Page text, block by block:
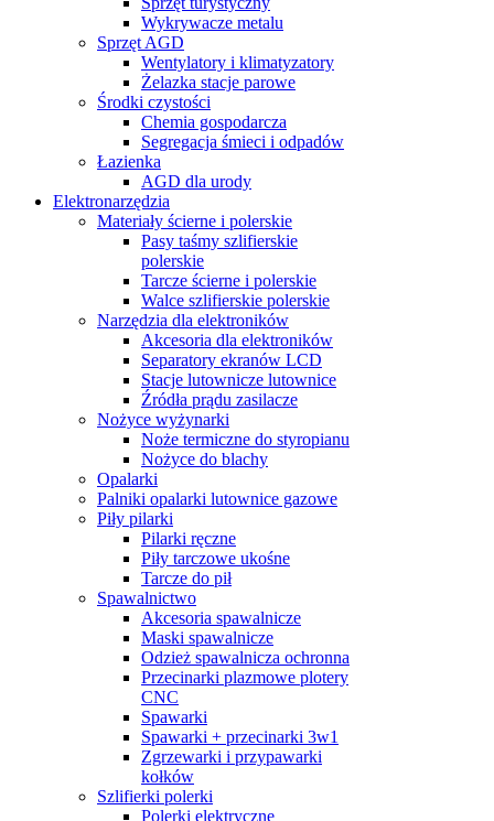
Wykrywacze metalu
Sprzęt AGD
Wentylatory i klimatyzatory
Żelazka stacje parowe
Środki czystości
Chemia gospodarcza
Segregacja śmieci i odpadów
Łazienka
AGD dla urody
Elektronarzędzia
Materiały ścierne i polerskie
Pasy taśmy szlifierskie
polerskie
Tarcze ścierne i polerskie
Walce szlifierskie polerskie
Narzędzia dla elektroników
Akcesoria dla elektroników
Separatory ekranów LCD
Stacje lutownicze lutownice
Źródła prądu zasilacze
Nożyce wyżynarki
Noże termiczne do styropianu
Nożyce do blachy
Opalarki
Palniki opalarki lutownice gazowe
Piły pilarki
Pilarki ręczne
Piły tarczowe ukośne
Tarcze do pił
Spawalnictwo
Akcesoria spawalnicze
Maski spawalnicze
Odzież spawalnicza ochronna
Przecinarki plazmowe plotery
CNC
Spawarki
Spawarki + przecinarki 3w1
Zgrzewarki i przypawarki
kołków
Szlifierki polerki
Polerki elektryczne